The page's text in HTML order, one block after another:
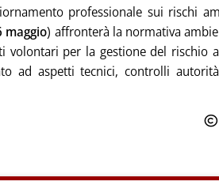
professionale sui rischi
maggio) affronterà la normativa
volontari per la gestione del rischio
ad aspetti tecnici, controlli